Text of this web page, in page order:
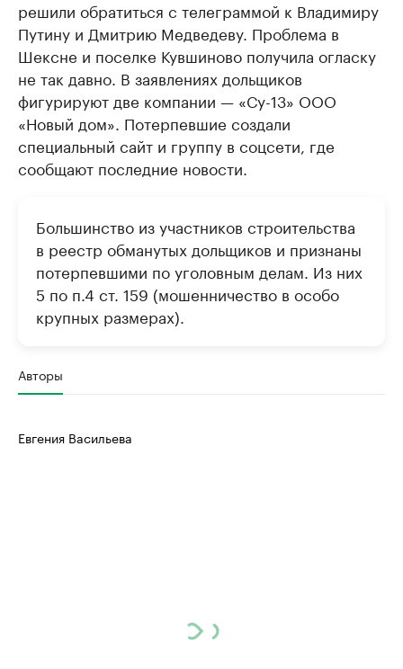
решили обратиться с телеграммой к Владимиру
Путину и Дмитрию Медведеву. Проблема в
Шексне и поселке Кувшиново получила огласку
не так давно. В заявлениях дольщиков
фигурируют две компании — «Су-13» ООО
«Новый дом». Потерпевшие создали
специальный сайт и группу в соцсети, где
сообщают последние новости.
Большинство из участников строительства
в реестр обманутых дольщиков и признаны
потерпевшими по уголовным делам. Из них
5 по п.4 ст. 159 (мошенничество в особо
крупных размерах).
Авторы
Евгения Васильева